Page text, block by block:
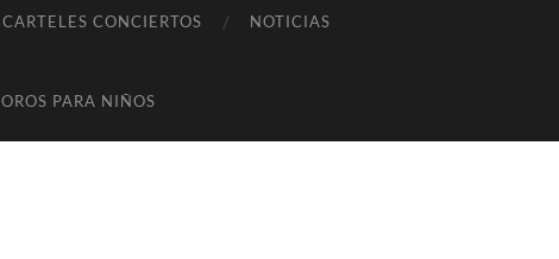
CARTELES CONCIERTOS NOTICIAS
PARA NIÑOS